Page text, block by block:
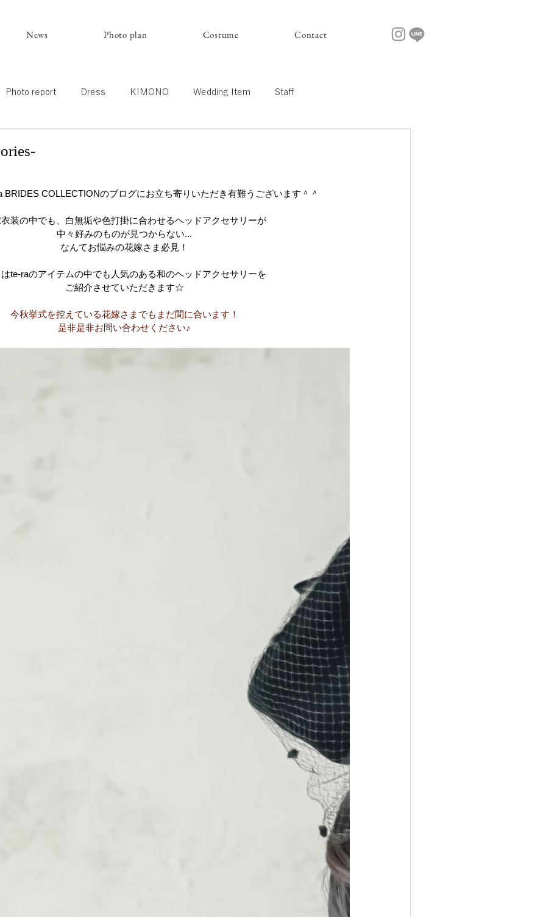
News Photo plan Costume Contact
Photo report Dress KIMONO Wedding Item Staff
BRIDES COLLECTIONのブログにお立ち寄りいただき有難うございます＾＾
装の中でも、白無垢や色打掛に合わせるヘッドアクセサリーが
中々好みのものが見つからない...
なんてお悩みの花嫁さま必見！
te-raのアイテムの中でも人気のある和のヘッドアクセサリーを
ご紹介させていただきます☆
今秋挙式を控えている花嫁さまでもまだ間に合います！
是非是非お問い合わせください♪